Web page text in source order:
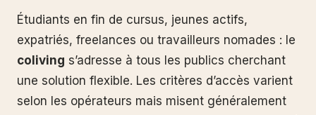
Étudiants en fin de cursus, jeunes actifs,
expatriés, freelances ou travailleurs nomades : le
coliving s’adresse à tous les publics cherchant
une solution flexible. Les critères d’accès varient
selon les opérateurs mais misent généralement